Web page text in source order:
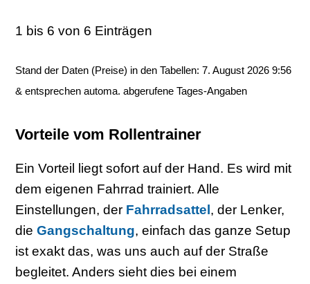
1 bis 6 von 6 Einträgen
Stand der Daten (Preise) in den Tabellen: 7. August 2026 9:56
& entsprechen automa. abgerufene Tages-Angaben
Vorteile vom Rollentrainer
Ein Vorteil liegt sofort auf der Hand. Es wird mit
dem eigenen Fahrrad trainiert. Alle
Einstellungen, der Fahrradsattel, der Lenker,
die Gangschaltung, einfach das ganze Setup
ist exakt das, was uns auch auf der Straße
begleitet. Anders sieht dies bei einem